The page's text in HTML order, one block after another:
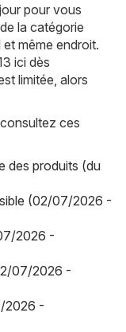
pour vous
la catégorie
même endroit.
ici dès
limitée, alors
ces
des produits (du
(02/07/2026 -
2026 -
07/2026 -
2026 -